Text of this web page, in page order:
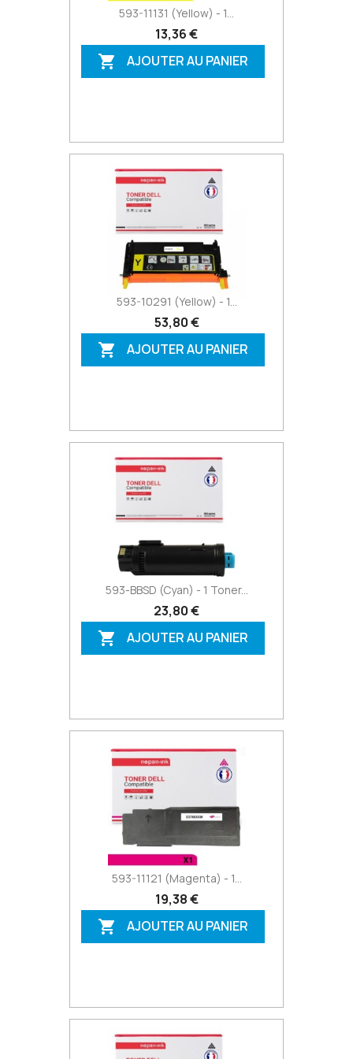
593-11131 (Yellow) - 1...
13,36 €
 AJOUTER AU PANIER
593-10291 (Yellow) - 1...
53,80 €
 AJOUTER AU PANIER
593-BBSD (Cyan) - 1 Toner...
23,80 €
 AJOUTER AU PANIER
593-11121 (Magenta) - 1...
19,38 €
 AJOUTER AU PANIER